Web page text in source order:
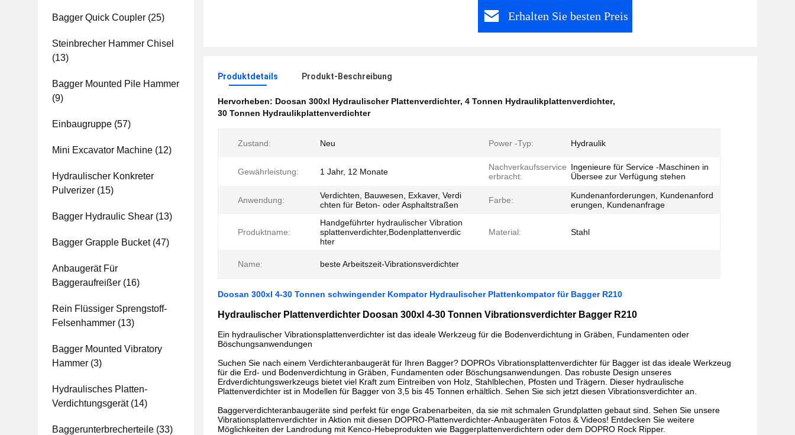
Bagger Quick Coupler (25)
Steinbrecher Hammer Chisel
(13)
Bagger Mounted Pile Hammer
(9)
Einbaugruppe (57)
Mini Excavator Machine (12)
Hydraulischer Konkreter
Pulverizer (15)
Bagger Hydraulic Shear (13)
Bagger Grapple Bucket(47)
Anbaugerät Für
Baggeraufreißer (16)
Rein Flüssiger Sprengstoff-
Felsenhammer (13)
Bagger Mounted Vibratory
Hammer (3)
Hydraulisches Platten-
Verdichtungsgerät(14)
Baggerunterbrecherteile (33)
Erhalten Sie besten Preis
Produktdetails Produkt-Beschreibung
Hervorheben: Doosan 300xl Hydraulischer Plattenverdichter, 4 Tonnen Hydraulikplattenverdichter,
30 Tonnen Hydraulikplattenverdichter
Zustand: Neu Power -Typ: Hydraulik
Gewährleistung: 1 Jahr, 12 Monate
Nachverkaufsservice
erbracht:
Ingenieure für Service -Maschinen in
Übersee zur Verfügung stehen
Anwendung:
Verdichten, Bauwesen, Exkaver, Verdi
chten für Beton- oder Asphaltstraßen
Farbe:
Kundenanforderungen, Kundenanford
erungen, Kundenanfrage
Produktname:
Handgeführter hydraulischer Vibration
splattenverdichter,Bodenplattenverdic
hter
Material: Stahl
Name: beste Arbeitszeit-Vibrationsverdichter
Doosan 300xl 4-30 Tonnen schwingender Kompator Hydraulischer Plattenkompator für Bagger R210
Hydraulischer Plattenverdichter Doosan 300xl 4-30 Tonnen Vibrationsverdichter Bagger R210
Ein hydraulischer Vibrationsplattenverdichter ist das ideale Werkzeug für die Bodenverdichtung in Gräben, Fundamenten oder
Böschungsanwendungen
Suchen Sie nach einem Verdichteranbaugerät für Ihren Bagger? DOPROs Vibrationsplattenverdichter für Bagger ist das ideale Werkzeug
für die Erd- und Bodenverdichtung in Gräben, Fundamenten oder Böschungsanwendungen. Das robuste Design unseres
Erdverdichtungswerkzeugs bietet viel Kraft zum Eintreiben von Holz, Stahlblechen, Pfosten und Trägern. Dieser hydraulische
Plattenverdichter ist in Modellen für Bagger von 3,5 bis 45 Tonnen erhältlich. Sehen Sie sich jetzt diesen Vibrationsverdichter an.
Baggerverdichteranbaugeräte sind perfekt für enge Grabenarbeiten, da sie mit schmalen Grundplatten gebaut sind. Sehen Sie unsere
Vibrationsplattenverdichter in Aktion mit diesen DOPRO-Plattenverdichter-Anbaugeräten Fotos & Videos! Entdecken Sie weitere
Möglichkeiten der Landrodung mit Kenco-Hebeprodukten wie Baggerplattenverdichtern oder dem DOPRO Rock Ripper.